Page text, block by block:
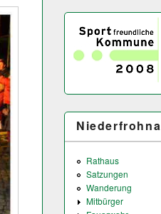
Niederfrohna
Rathaus
Satzungen
Wanderung
Mitbürger